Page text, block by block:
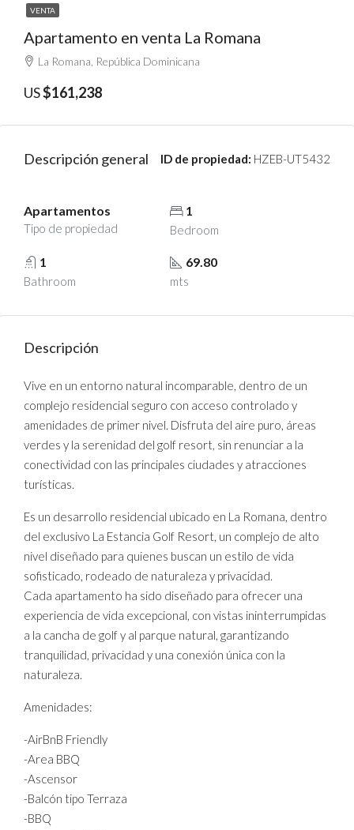
VENTA
Apartamento en venta La Romana
La Romana, República Dominicana
US$161,238
Descripción general ID de propiedad: HZEB-UT5432
Apartamentos
Tipo de propiedad
1
Bedroom
1
Bathroom
69.80
mts
Descripción
Vive en un entorno natural incomparable, dentro de un
complejo residencial seguro con acceso controlado y
amenidades de primer nivel. Disfruta del aire puro, áreas
verdes y la serenidad del golf resort, sin renunciar a la
conectividad con las principales ciudades y atracciones
turísticas.
Es un desarrollo residencial ubicado en La Romana, dentro
del exclusivo La Estancia Golf Resort, un complejo de alto
nivel diseñado para quienes buscan un estilo de vida
sofisticado, rodeado de naturaleza y privacidad.
Cada apartamento ha sido diseñado para ofrecer una
experiencia de vida excepcional, con vistas ininterrumpidas
a la cancha de golf y al parque natural, garantizando
tranquilidad, privacidad y una conexión única con la
naturaleza.
Amenidades:
-AirBnB Friendly
-Area BBQ
-Ascensor
-Balcón tipo Terraza
-BBQ